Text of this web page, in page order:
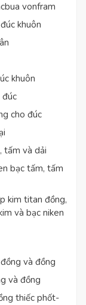
vonfram
khuôn
khuôn
đúc
cho đúc
tấm và dải
bạc tấm, tấm
kim titan đồng,
và bạc niken
và đồng
và đồng
thiếc phốt-